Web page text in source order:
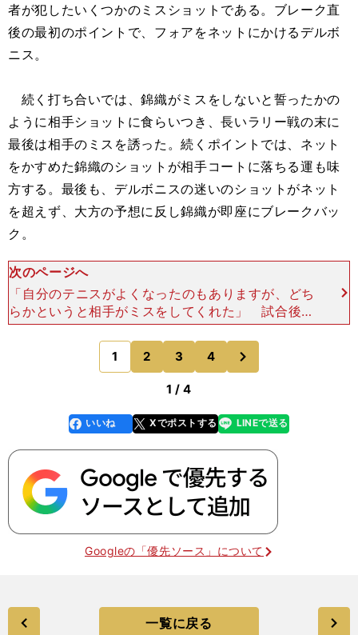
者が犯したいくつかのミスショットである。ブレーク直
後の最初のポイントで、フォアをネットにかけるデルボ
ニス。
続く打ち合いでは、錦織がミスをしないと誓ったかの
ように相手ショットに食らいつき、長いラリー戦の末に
最後は相手のミスを誘った。続くポイントでは、ネット
をかすめた錦織のショットが相手コートに落ちる運も味
方する。最後も、デルボニスの迷いのショットがネット
を超えず、大方の予想に反し錦織が即座にブレークバッ
ク。
次のページへ
「自分のテニスがよくなったのもありますが、どち
らかというと相手がミスをしてくれた」 試合後、
錦織は安堵の表情を見せた。「ケガをしていても、
圭は最後までタフに戦ってくると思っていた。彼の
ケガに気をとめな
1 2 3 4
のページへ
1 / 4
faceboo
k
いいね Xでポストする
line LINEで送る
Googleの「優先ソース」について
一覧に戻る